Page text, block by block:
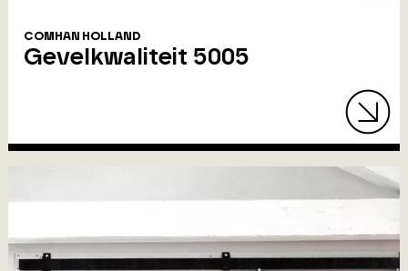
COMHAN HOLLAND
Gevelkwaliteit 5005